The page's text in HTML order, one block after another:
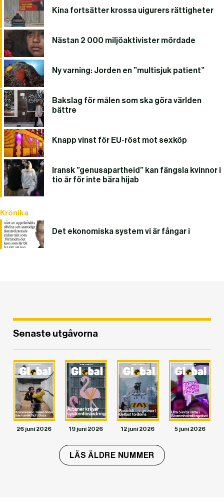
Kina fortsätter krossa uigurers rättigheter
Nästan 2 000 miljöaktivister mördade
Ny varning: Jorden en ”multisjuk patient”
Bakslag för målen som ska göra världen
bättre
Knapp vinst för EU-röst mot sexköp
Iransk ”genusapartheid” kan fängsla kvinnor i
tio år för inte bära hijab
Krönika
Det ekonomiska system vi är fångar i
Senaste utgåvorna
26 juni 2026 19 juni 2026 12 juni 2026 5 juni 2026
LÄS ÄLDRE NUMMER